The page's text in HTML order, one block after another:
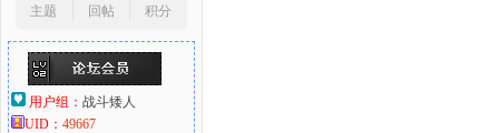
主题
回帖
积分
用户组： 战斗矮人
UID： 49667